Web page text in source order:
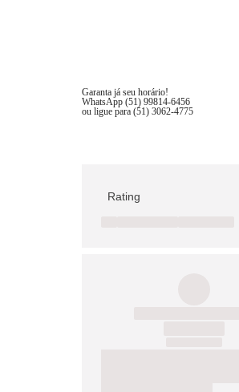
Garanta já seu horário!
WhatsApp (51) 99814-6456
ou ligue para (51) 3062-4775
Rating